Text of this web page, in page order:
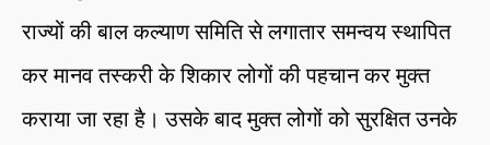
राज्यों की बाल कल्याण समिति से लगातार समन्वय स्थापित
कर मानव तस्करी के शिकार लोगों की पहचान कर मुक्त
कराया जा रहा है। उसके बाद मुक्त लोगों को सुरक्षित उनके